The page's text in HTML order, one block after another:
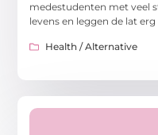
medestudenten met veel
levens en leggen de lat
Health / Alternative